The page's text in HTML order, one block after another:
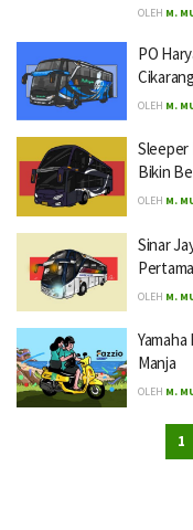
OLEH M.
PO
OLEH M.
Sleeper
Bikin
OLEH M.
Sinar
Pertama
OLEH M.
Manja
OLEH M.
1